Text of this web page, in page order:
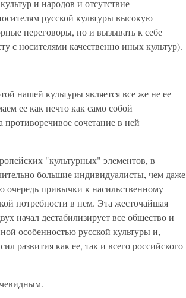
и народов и отсутствие
русской культуры высокую
переговоры, но и вызывать к себе
с носителями качественно иных культур).
нашей культуры является все же не ее
ее как нечто как само собой
сочетание в ней
"культурных" элементов, в
большие индивидуалисты, чем даже
очередь привычки к насильственному
потребности в нем. Эта жесточайшая
начал дестабилизирует все общество и
особенностью русской культуры и,
развития как ее, так и всего российского